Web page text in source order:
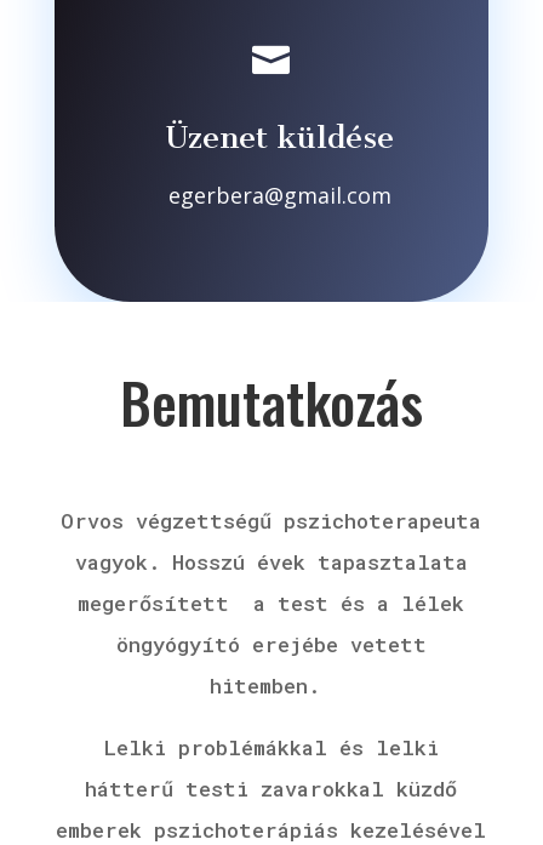

Üzenet küldése
egerbera@gmail.com
Bemutatkozás
Orvos végzettségű pszichoterapeuta
vagyok. Hosszú évek tapasztalata
megerősített a test és a lélek
öngyógyító erejébe vetett
hitemben.
Lelki problémákkal és lelki
hátterű testi zavarokkal küzdő
emberek pszichoterápiás kezelésével